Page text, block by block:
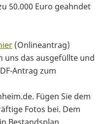
50.000 Euro geahndet
(Onlineantrag)
uns das ausgefüllte und
Antrag zum
Fügen Sie dem
Fotos bei. Dem